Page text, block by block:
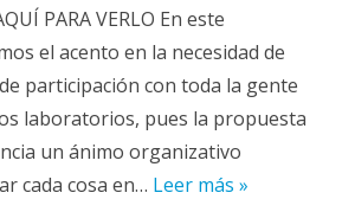
PARA VERLO En este
el acento en la necesidad de
participación con toda la gente
laboratorios, pues la propuesta
un ánimo organizativo
cada cosa en… Leer más »